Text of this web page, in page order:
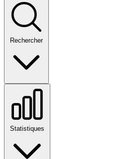
Rechercher
Statistiques